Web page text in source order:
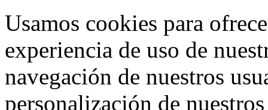
Usamos cookies para
experiencia de uso de
navegación de nuestros
personalización de